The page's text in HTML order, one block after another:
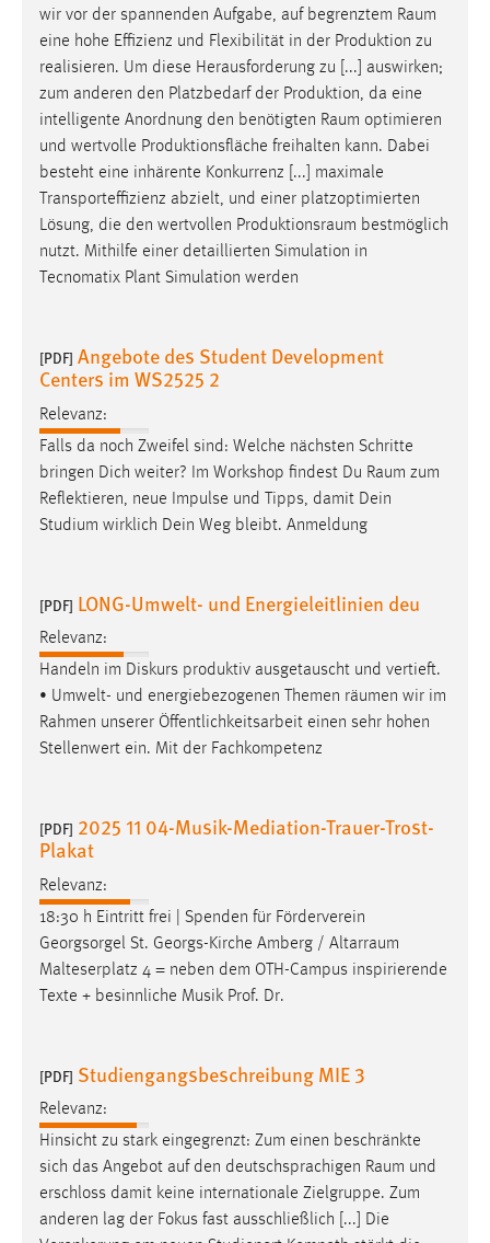
wir vor der spannenden Aufgabe, auf begrenztem Raum
eine hohe Effizienz und Flexibilität in der Produktion zu
realisieren. Um diese Herausforderung zu [...] auswirken;
zum anderen den Platzbedarf der Produktion, da eine
intelligente Anordnung den benötigten Raum optimieren
und wertvolle Produktionsfläche freihalten kann. Dabei
besteht eine inhärente Konkurrenz [...] maximale
Transporteffizienz abzielt, und einer platzoptimierten
Lösung, die den wertvollen Produktionsraum bestmöglich
nutzt. Mithilfe einer detaillierten Simulation in
Tecnomatix Plant Simulation werden
[PDF] Angebote des Student Development
Centers im WS2525 2
Relevanz:
Falls da noch Zweifel sind: Welche nächsten Schritte
bringen Dich weiter? Im Workshop findest Du Raum zum
Reflektieren, neue Impulse und Tipps, damit Dein
Studium wirklich Dein Weg bleibt. Anmeldung
[PDF] LONG-Umwelt- und Energieleitlinien deu
Relevanz:
Handeln im Diskurs produktiv ausgetauscht und vertieft.
• Umwelt- und energiebezogenen Themen räumen wir im
Rahmen unserer Öffentlichkeitsarbeit einen sehr hohen
Stellenwert ein. Mit der Fachkompetenz
[PDF] 2025 11 04-Musik-Mediation-Trauer-Trost-
Plakat
Relevanz:
18:30 h Eintritt frei | Spenden für Förderverein
Georgsorgel St. Georgs-Kirche Amberg / Altarraum
Malteserplatz 4 = neben dem OTH-Campus inspirierende
Texte + besinnliche Musik Prof. Dr.
[PDF] Studiengangsbeschreibung MIE 3
Relevanz:
Hinsicht zu stark eingegrenzt: Zum einen beschränkte
sich das Angebot auf den deutschsprachigen Raum und
erschloss damit keine internationale Zielgruppe. Zum
anderen lag der Fokus fast ausschließlich [...] Die